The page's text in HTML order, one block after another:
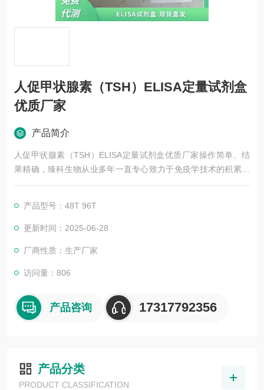
人促甲状腺素（TSH）ELISA定量试剂盒
优质厂家
产品简介
人促甲状腺素（TSH）ELISA定量试剂盒优质厂家操作简单、结
果精确，臻科生物从业多年一直专心致力于免疫学技术的积累与
发展，以其优质的产品质量与专业的技术服务，赢得业内广大人
好的合作关系，共同努力合作共赢。
产品型号：48T 96T
更新时间：2025-06-28
厂商性质：生产厂家
访问量：806
产品咨询 17317792356
产品分类
PRODUCT CLASSIFICATION